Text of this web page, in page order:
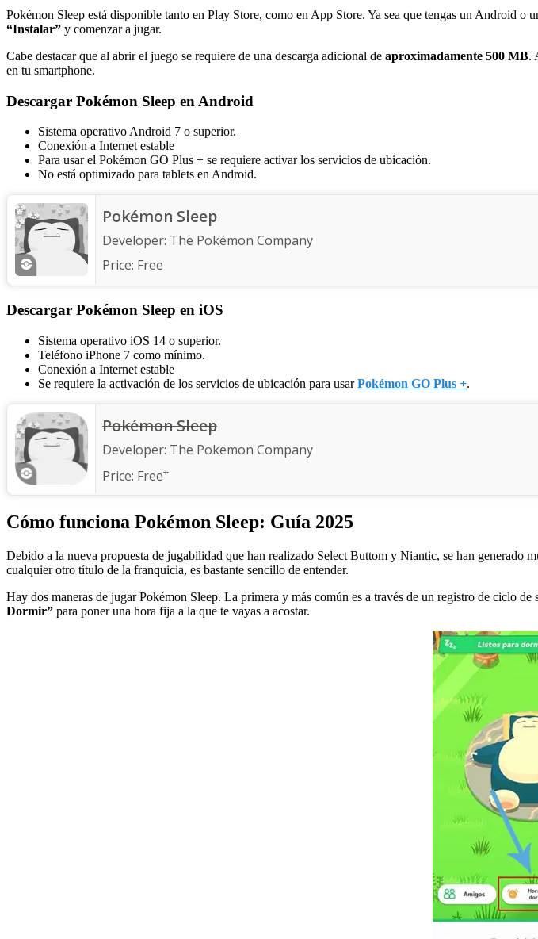
Pokémon Sleep está disponible tanto en Play Store, como en App Store. Ya sea que tengas un Android o
“Instalar” y comenzar a jugar.
Cabe destacar que al abrir el juego se requiere de una descarga adicional de aproximadamente 500 MB.
en tu smartphone.
Descargar Pokémon Sleep en Android
Sistema operativo Android 7 o superior.
Conexión a Internet estable
Para usar el Pokémon GO Plus + se requiere activar los servicios de ubicación.
No está optimizado para tablets en Android.
Pokémon Sleep
Developer: The Pokémon Company
Price: Free
Descargar Pokémon Sleep en iOS
Sistema operativo iOS 14 o superior.
Teléfono iPhone 7 como mínimo.
Conexión a Internet estable
Se requiere la activación de los servicios de ubicación para usarPokémon GO Plus +.
Pokémon Sleep
Developer: The Pokemon Company
Price: Free+
Cómo funciona Pokémon Sleep: Guía 2025
Debido a la nueva propuesta de jugabilidad que han realizado Select Buttom y Niantic, se han generado
cualquier otro título de la franquicia, es bastante sencillo de entender.
Hay dos maneras de jugar Pokémon Sleep. La primera y más común es a través de un registro de ciclo
Dormir” para poner una hora fija a la que te vayas a acostar.